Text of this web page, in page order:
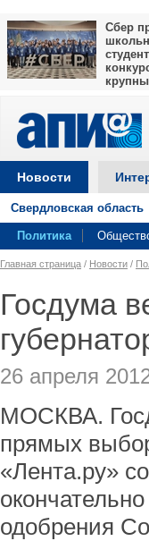
Сбер
Новости
Свердловская область
Политика
Главная страница / Новости /
Госдума
26 апреля
МОСКВА.
прямых
«Лента.ру»
одобрения